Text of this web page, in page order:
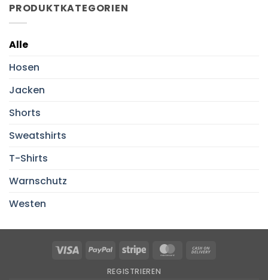
PRODUKTKATEGORIEN
Alle
Hosen
Jacken
Shorts
Sweatshirts
T-Shirts
Warnschutz
Westen
Visa PayPal Stripe MasterCard
REGISTRIEREN